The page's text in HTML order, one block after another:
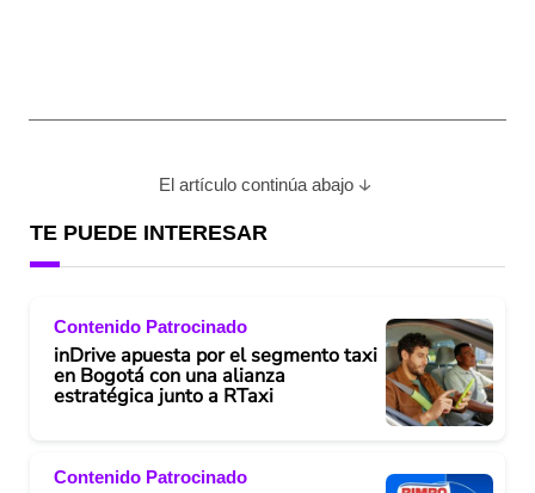
El artículo continúa abajo
TE PUEDE INTERESAR
Contenido Patrocinado
inDrive apuesta por el segmento taxi
en Bogotá con una alianza
estratégica junto a RTaxi
Contenido Patrocinado